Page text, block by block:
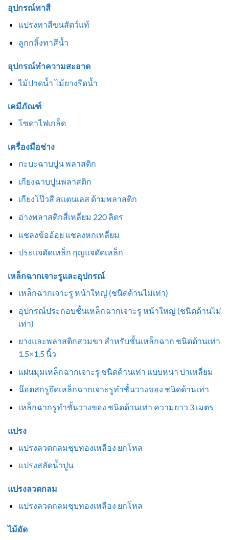
อุปกรณ์ทาสี
แปรงทาสีขนสัตว์แท้
ลูกกลิ้งทาสีน้ำ
อุปกรณ์ทำความสะอาด
ไม้ปาดน้ำ ไม้ยางรีดน้ำ
เคมีภัณฑ์
โซดาไฟเกล็ด
เครื่องมือช่าง
กะบะฉาบปูน พลาสติก
เกียงฉาบปูนพลาสติก
เกียงโป๊วสี สแตนเลส ด้ามพลาสติก
อ่างพลาสติกสี่เหลี่ยม 220 ลิตร
แชลงข้ออ้อย แชลงหกเหลี่ยม
ประแจดัดเหล็ก กุญแจดัดเหล็ก
เหล็กฉากเจาะรูและอุปกรณ์
เหล็กฉากเจาะรู หน้าใหญ่ (ชนิดด้านไม่เท่า)
อุปกรณ์ประกอบชั้นเหล็กฉากเจาะรู หน้าใหญ่ (ชนิดด้านไม่
เท่า)
ยางและพลาสติกสวมขา สำหรับชั้นเหล็กฉาก ชนิดด้านเท่า
1.5×1.5 นิ้ว
แผ่นมุมเหล็กฉากเจาะรู ชนิดด้านเท่า แบบหนา บ่าเหลี่ยม
น๊อตสกรูยึดเหล็กฉากเจาะรูทำชั้นวางของ ชนิดด้านเท่า
เหล็กฉากรูทำชั้นวางของ ชนิดด้านเท่า ความยาว 3 เมตร
แปรง
แปรงลวดกลมชุบทองเหลือง ยกโหล
แปรงสลัดน้ำปูน
แปรงลวดกลม
แปรงลวดกลมชุบทองเหลือง ยกโหล
ไม้อัด